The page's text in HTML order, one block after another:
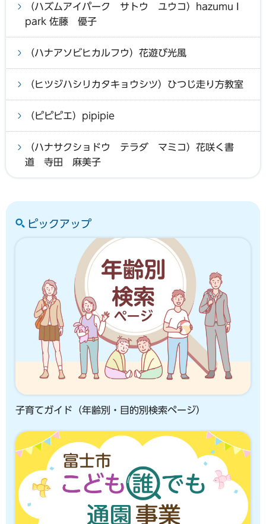
（ハズムアイパーク サトウ ユウコ）hazumu I
park 佐藤 優子
（ハナアソビヒカルフウ）花遊び光風
（ヒツジハシリカタキョウシツ）ひつじ走り方教室
（ピピピエ）pipipie
（ハナサクショドウ テラダ マミコ）花咲く書
道 寺田 麻美子
ピックアップ
子育てガイド（年齢別・目的別検索ページ）